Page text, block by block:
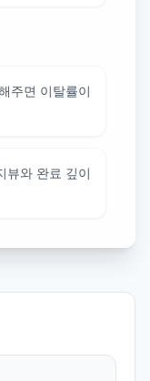
주면 이탈률이
뷰와 완료 깊이